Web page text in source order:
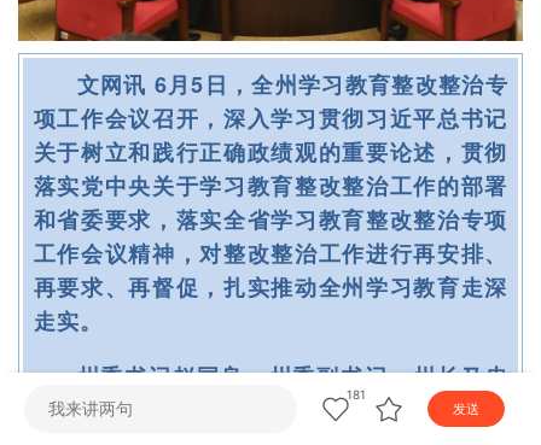
文网讯 6月5日，全州学习教育整改整治专
项工作会议召开，深入学习贯彻习近平总书记
关于树立和践行正确政绩观的重要论述，贯彻
落实党中央关于学习教育整改整治工作的部署
和省委要求，落实全省学习教育整改整治专项
工作会议精神，对整改整治工作进行再安排、
再要求、再督促，扎实推动全州学习教育走深
走实。
州委书记赵国良，州委副书记、州长马忠
俊出席会议，并分别介绍本人在学习教育中牵
181
发送